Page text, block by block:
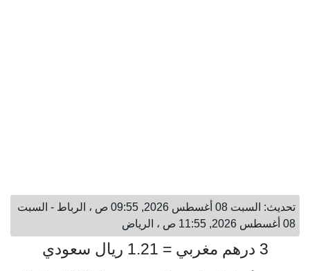
تحديث: السبت 08 أغسطس 2026, 09:55 ص ، الرباط - السبت
08 أغسطس 2026, 11:55 ص ، الرياض
3 درهم مغربي = 1.21 ريال سعودي